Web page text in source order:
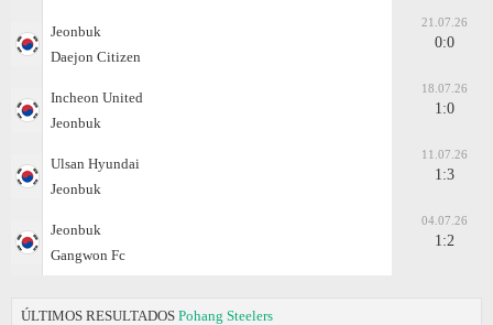
Jeonbuk
Daejon Citizen
21.07.26
0:0
Incheon United
Jeonbuk
18.07.26
1:0
Ulsan Hyundai
Jeonbuk
11.07.26
1:3
Jeonbuk
Gangwon Fc
04.07.26
1:2
ÚLTIMOS RESULTADOS Pohang Steelers